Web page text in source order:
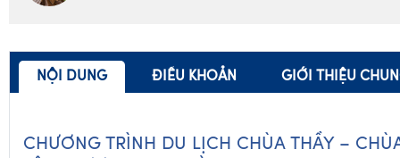
NỘI DUNG ĐIỀU KHOẢN GIỚI THIỆU
CHƯƠNG TRÌNH DU LỊCH CHÙA THẦY –